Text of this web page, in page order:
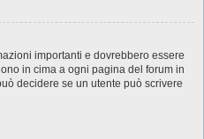
importanti e dovrebbero essere
in cima a ogni pagina del forum in
decidere se un utente può scrivere